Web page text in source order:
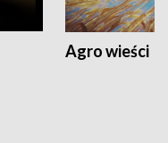
Agro wieści